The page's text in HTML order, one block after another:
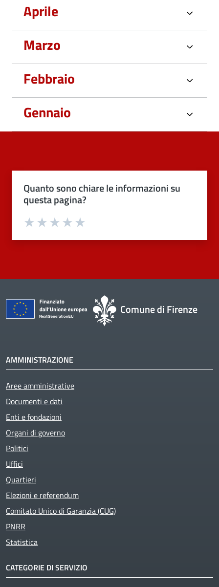
Aprile
Marzo
Febbraio
Gennaio
Quanto sono chiare le informazioni su
questa pagina?
Valuta 4 stelle su 5
Valuta 3 stelle su 5
Valuta 2 stelle su 5
Valuta 1 stelle su 5
Comune di Firenze
AMMINISTRAZIONE
Aree amministrative
Documenti e dati
Enti e fondazioni
Organi di governo
Politici
Uffici
Quartieri
Elezioni e referendum
Comitato Unico di Garanzia (CUG)
PNRR
Statistica
CATEGORIE DI SERVIZIO